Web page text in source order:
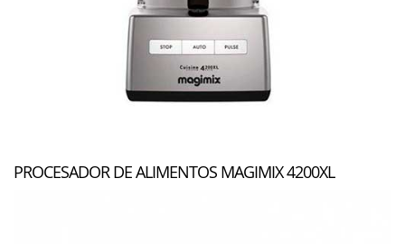
PROCESADOR DE ALIMENTOS MAGIMIX 4200XL